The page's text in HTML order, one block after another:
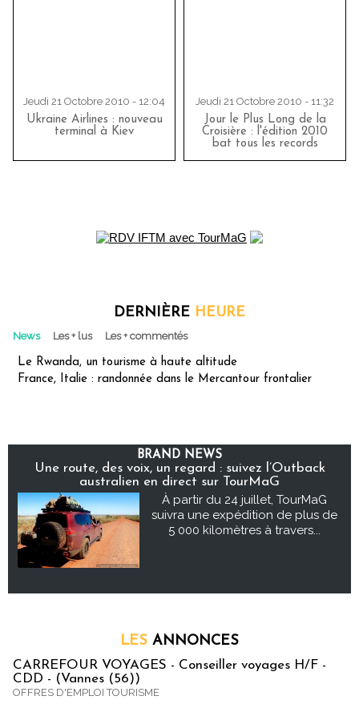
Jeudi 21 Octobre 2010 - 12:04
Ukraine Airlines : nouveau
terminal à Kiev
Jeudi 21 Octobre 2010 - 11:32
Jour le Plus Long de la
Croisière : l'édition 2010
bat tous les records
DERNIÈRE HEURE
News Les + lus Les + commentés
Le Rwanda, un tourisme à haute altitude
France, Italie : randonnée dans le Mercantour frontalier
BRAND NEWS
Une route, des voix, un regard : suivez l’Outback
australien en direct sur TourMaG
À partir du 24 juillet, TourMaG
suivra une expédition de plus de
5 000 kilomètres à travers...
LES ANNONCES
CARREFOUR VOYAGES - Conseiller voyages H/F -
CDD - (Vannes (56))
OFFRES D'EMPLOI TOURISME